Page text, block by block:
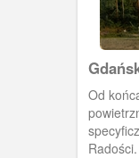
Od